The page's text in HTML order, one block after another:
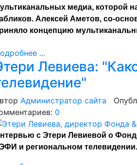
медиа, которой
Алексей Аметов, со-
концепцию
...
Левиева:
Администратор сайта
0
с Этери Левиевой о
и региональном телевидении.